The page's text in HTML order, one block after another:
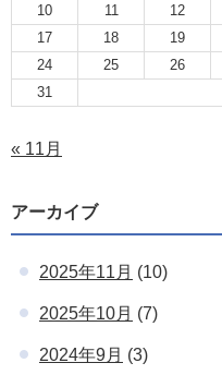
10
11 12
17
18 19
24
25 26
31
« 11月
アーカイブ
2025年11月 (10)
2025年10月 (7)
2024年9月 (3)